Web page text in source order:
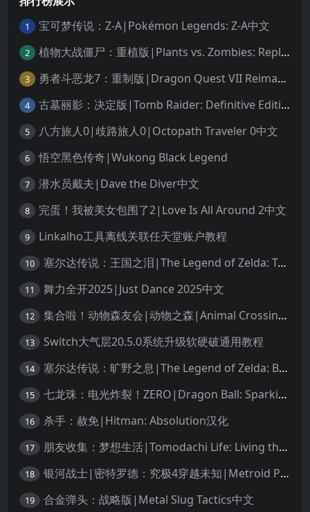
1 宝可梦传说：Z-A|Pokémon Legends: Z-A中文
2 植物大战僵尸：重植版|Plants vs. Zombies: Replanted中文
3 勇者斗恶龙7：重制版|Dragon Quest VII Reimagined中文
4 古墓丽影：决定版|Tomb Raider: Definitive Edition中文
5 八方旅人0|歧路旅人0|Octopath Traveler 0中文
6 悟空黑色传奇|Wukong Black Legend
7 潜水员戴夫|Dave the Diver中文
8 完蛋！我被美女包围了2|Love Is All Around 2中文
9 Linkalho工具离线关联任天堂账户教程
10 塞尔达传说：王国之泪|The Legend of Zelda: Tears of the Kingdom中文
11 舞力全开2025|Just Dance 2025中文
12 集合啦！动物森友会|动物之森|Animal Crossing: New Horizons中文
13 Switch大气层20.5.0系统升级软硬破通用教程
14 塞尔达传说：旷野之息|The Legend of Zelda: Breath of the Wild中文
15 七龙珠：电光炸裂！ZERO|Dragon Ball: Sparking! Zero中文
16 杀手：赦免|Hitman: Absolution汉化
17 朋友收集：梦想生活|Tomodachi Life: Living the Dream中文
18 银河战士|密特罗德：究极4穿越未知|Metroid Prime 4: Beyond中文
19 合金弹头：战略版|Metal Slug Tactics中文